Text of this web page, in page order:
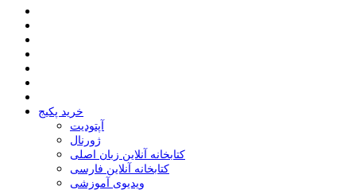
خرید پکیج
ﺁﭘﺘﻮﺩﯾﺖ
ﮊﻭﺭﻧﺎﻝ
کتابخانه آنلاین زبان اصلی
کتابخانه آنلاین فارسی
ویدیوی آموزشی